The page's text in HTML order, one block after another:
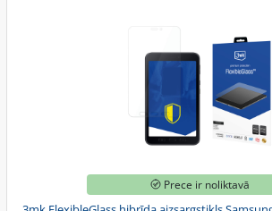
Prece ir noliktavā